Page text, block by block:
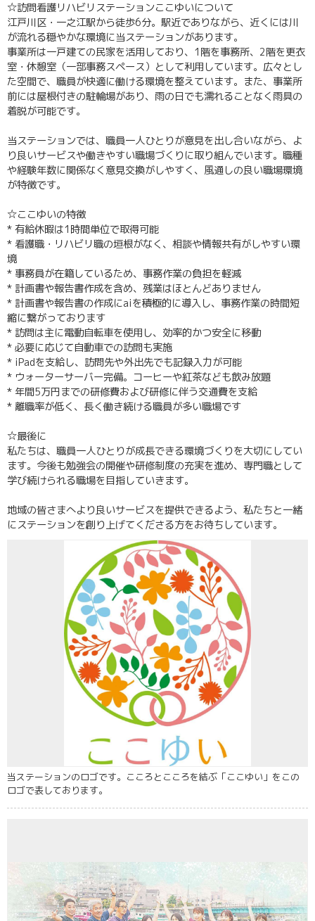
☆訪問看護リハビリステーションここゆいについて
江戸川区・一之江駅から徒歩6分。駅近でありながら、近くには川
が流れる穏やかな環境に当ステーションがあります。
事業所は一戸建ての民家を活用しており、1階を事務所、2階を更衣
室・休憩室（一部事務スペース）として利用しています。広々とし
た空間で、職員が快適に働ける環境を整えています。また、事業所
前には屋根付きの駐輪場があり、雨の日でも濡れることなく雨具の
着脱が可能です。
当ステーションでは、職員一人ひとりが意見を出し合いながら、よ
り良いサービスや働きやすい職場づくりに取り組んでいます。職種
や経験年数に関係なく意見交換がしやすく、風通しの良い職場環境
が特徴です。
☆ここゆいの特徴
* 有給休暇は1時間単位で取得可能
* 看護職・リハビリ職の垣根がなく、相談や情報共有がしやすい環
境
* 事務員が在籍しているため、事務作業の負担を軽減
* 計画書や報告書作成を含め、残業はほとんどありません
* 計画書や報告書の作成にaiを積極的に導入し、事務作業の時間短
縮に繋がっております
* 訪問は主に電動自転車を使用し、効率的かつ安全に移動
* 必要に応じて自動車での訪問も実施
* iPadを支給し、訪問先や外出先でも記録入力が可能
* ウォーターサーバー完備。コーヒーや紅茶なども飲み放題
* 年間5万円までの研修費および研修に伴う交通費を支給
* 離職率が低く、長く働き続ける職員が多い職場です
☆最後に
私たちは、職員一人ひとりが成長できる環境づくりを大切にしてい
ます。今後も勉強会の開催や研修制度の充実を進め、専門職として
学び続けられる職場を目指していきます。
地域の皆さまへより良いサービスを提供できるよう、私たちと一緒
にステーションを創り上げてくださる方をお待ちしています。
当ステーションのロゴです。こころとこころを結ぶ「ここゆい」をこの
ロゴで表しております。